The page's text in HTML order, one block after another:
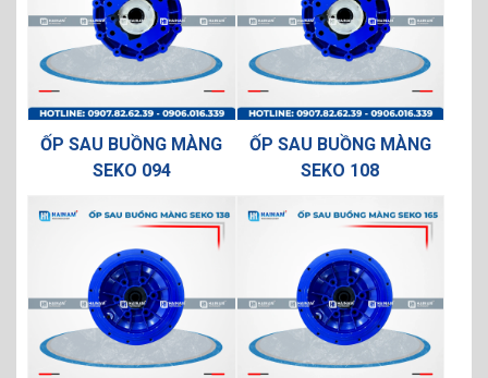
ỐP SAU BUỒNG MÀNG
SEKO 094
ỐP SAU BUỒNG MÀNG
SEKO 108